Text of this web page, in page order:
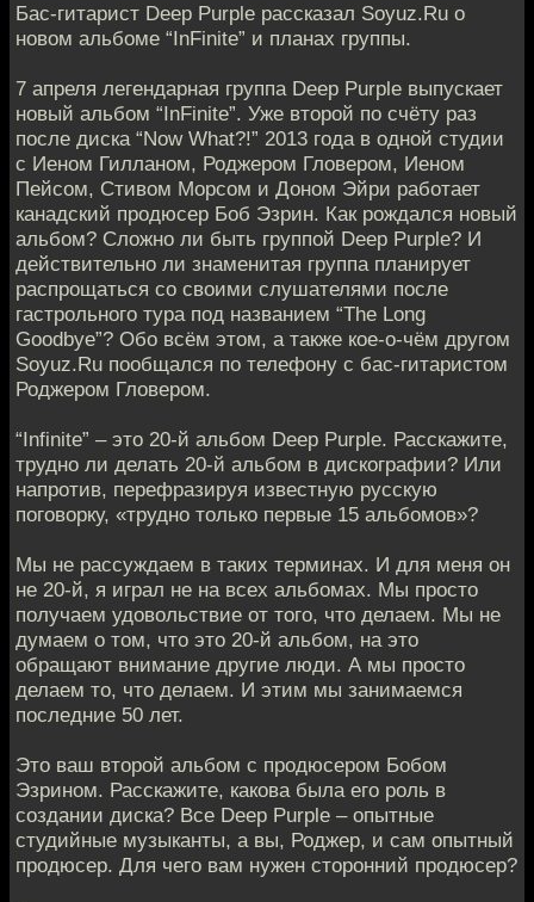
Бас-гитарист Deep Purple рассказал Soyuz.Ru о
новом альбоме “InFinite” и планах группы.
7 апреля легендарная группа Deep Purple выпускает
новый альбом “InFinite”. Уже второй по счёту раз
после диска “Now What?!” 2013 года в одной студии
с Иеном Гилланом, Роджером Гловером, Иеном
Пейсом, Стивом Морсом и Доном Эйри работает
канадский продюсер Боб Эзрин. Как рождался новый
альбом? Сложно ли быть группой Deep Purple? И
действительно ли знаменитая группа планирует
распрощаться со своими слушателями после
гастрольного тура под названием “The Long
Goodbye”? Обо всём этом, а также кое-о-чём другом
Soyuz.Ru пообщался по телефону с бас-гитаристом
Роджером Гловером.
“Infinite” – это 20-й альбом Deep Purple. Расскажите,
трудно ли делать 20-й альбом в дискографии? Или
напротив, перефразируя известную русскую
поговорку, «трудно только первые 15 альбомов»?
Мы не рассуждаем в таких терминах. И для меня он
не 20-й, я играл не на всех альбомах. Мы просто
получаем удовольствие от того, что делаем. Мы не
думаем о том, что это 20-й альбом, на это
обращают внимание другие люди. А мы просто
делаем то, что делаем. И этим мы занимаемся
последние 50 лет.
Это ваш второй альбом с продюсером Бобом
Эзрином. Расскажите, какова была его роль в
создании диска? Все Deep Purple – опытные
студийные музыканты, а вы, Роджер, и сам опытный
продюсер. Для чего вам нужен сторонний продюсер?